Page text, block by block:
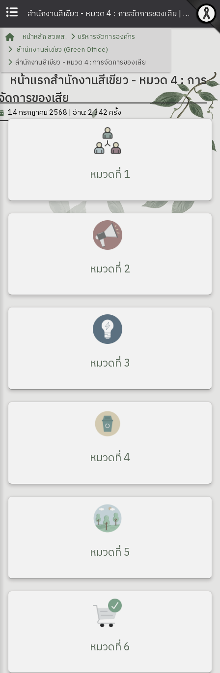
สำนักงานสีเขียว - หมวด 4 : การจัดการของเสีย | สวพส.
หน้าหลัก สวพส.
บริหารจัดการองค์กร
สำนักงานสีเขียว (Green Office)
สำนักงานสีเขียว - หมวด 4 : การจัดการของเสีย
หน้าแรกสำนักงานสีเขียว - หมวด 4 : การ
ดการของเสีย
14 กรกฎาคม 2568 | อ่าน: 2,342 ครั้ง
หมวดที่ 1
หมวดที่ 2
หมวดที่ 3
หมวดที่ 4
หมวดที่ 5
หมวดที่ 6